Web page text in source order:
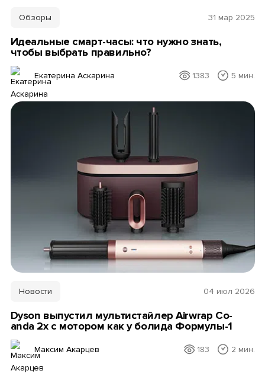
Обзоры 31 мар 2025
Идеальные смарт-часы: что нужно знать,
чтобы выбрать правильно?
Екатерина Аскарина 1383 5 мин.
Новости 04 июл 2026
Dyson выпустил мультистайлер Airwrap Co-
anda 2x с мотором как у болида Формулы-1
Максим Акарцев 183 2 мин.